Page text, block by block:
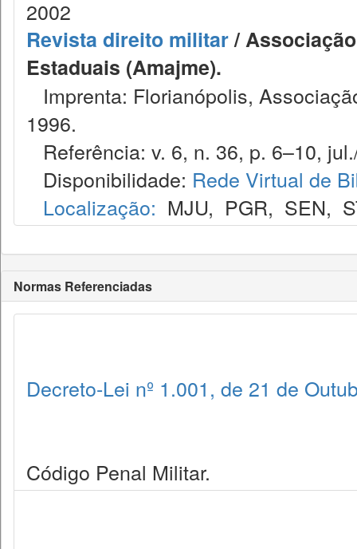
2002
Revista direito militar/
Estaduais (Amajme).
Imprenta: Florianópolis,
1996.
Referência: v. 6, n. 36, p. 6–10,
Disponibilidade: Rede Virtual de
Localização: MJU, PGR, SEN,
Normas Referenciadas
Decreto-Lei nº 1.001, de 21 de
Código Penal Militar.